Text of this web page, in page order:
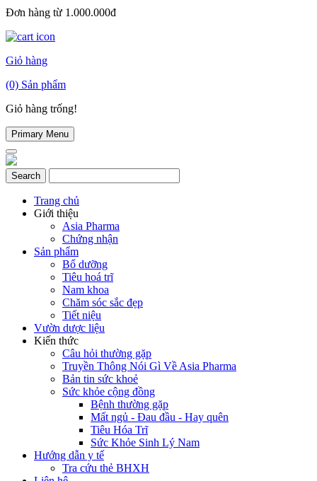
Đơn hàng từ 1.000.000đ
Giỏ hàng
(0) Sản phẩm
Giỏ hàng trống!
Primary Menu
Trang chủ
Giới thiệu
Asia Pharma
Chứng nhận
Sản phẩm
Bổ dưỡng
Tiêu hoá trĩ
Nam khoa
Chăm sóc sắc đẹp
Tiết niệu
Vườn dược liệu
Kiến thức
Câu hỏi thường gặp
Truyền Thông Nói Gì Về Asia Pharma
Bản tin sức khoẻ
Sức khỏe cộng đồng
Bệnh thường gặp
Mất ngủ - Đau đầu - Hay quên
Tiêu Hóa Trĩ
Sức Khỏe Sinh Lý Nam
Hướng dẫn y tế
Tra cứu thẻ BHXH